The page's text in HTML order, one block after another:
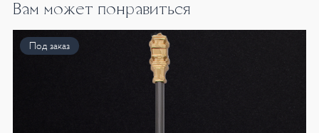
Вам может понравиться
Под заказ